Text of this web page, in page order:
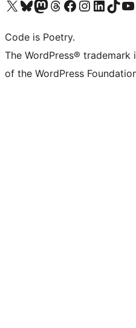
Navštivte náš účet na X (dříve Twitter)
Navštivte náš Bluesky účetNavštivte náš účet Mastodon
Navštivte náš Threads účetNavštivte naši stránku na Facebooku
Navštivte náš Instagram účetNavštivte náš LinkedIn účetNavštivte náš TikTok účet
Navštivte
Code is Poetry.
The WordPress®
of the WordPress